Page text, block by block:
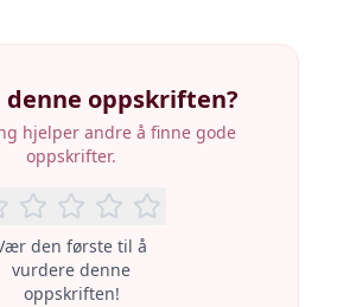
denne oppskriften?
hjelper andre å finne gode
oppskrifter.
den første til å
vurdere denne
oppskriften!